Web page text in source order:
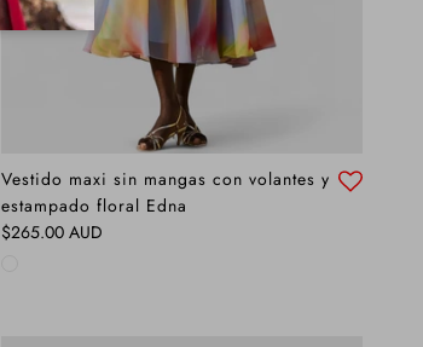
Vestido maxi sin mangas con volantes y
estampado floral Edna
Precio normal
$265.00 AUD